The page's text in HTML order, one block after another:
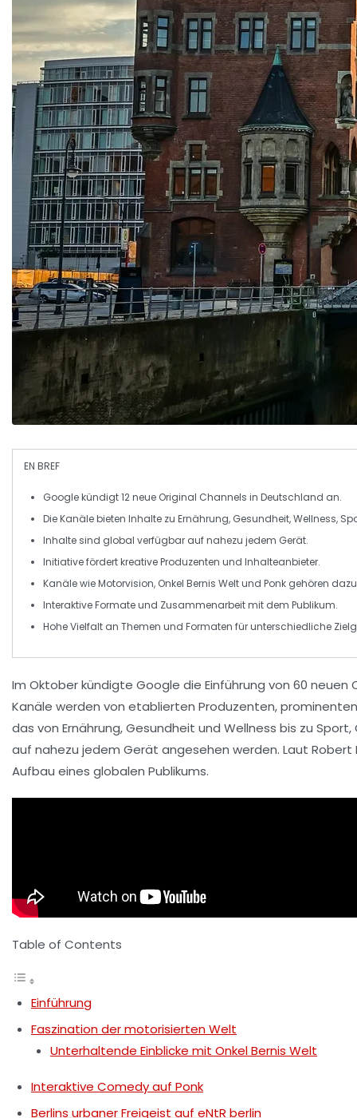
EN BREF
Googlekündigt 12 neue Original Channels in Deutschland an.
Die Kanäle bieten Inhalte zu Ernährung, Gesundheit,Wellness,
Inhalte sind global verfügbar auf nahezu jedem Gerät.
Initiative fördert kreativeProduzenten und Inhalteanbieter.
Kanäle wieMotorvision, Onkel Bernis Weltund Ponk gehören
Interaktive Formate und Zusammenarbeit mit dem Publikum.
Hohe Vielfalt an Themen und Formaten für unterschiedliche
Im Oktober kündigte Google die Einführung von 60 neuen
Kanäle werden von etablierten Produzenten,
das von Ernährung,Gesundheit und Wellness bis zu Sport,
auf nahezu jedem Gerät angesehen werden. Laut
Aufbau eines globalen Publikums.
Table of Contents
Einführung
Faszination der motorisierten Welt
Unterhaltende Einblicke mit Onkel Bernis Welt
Interaktive Comedy auf Ponk
Berlins urbaner Freigeist auf eNtR berlin